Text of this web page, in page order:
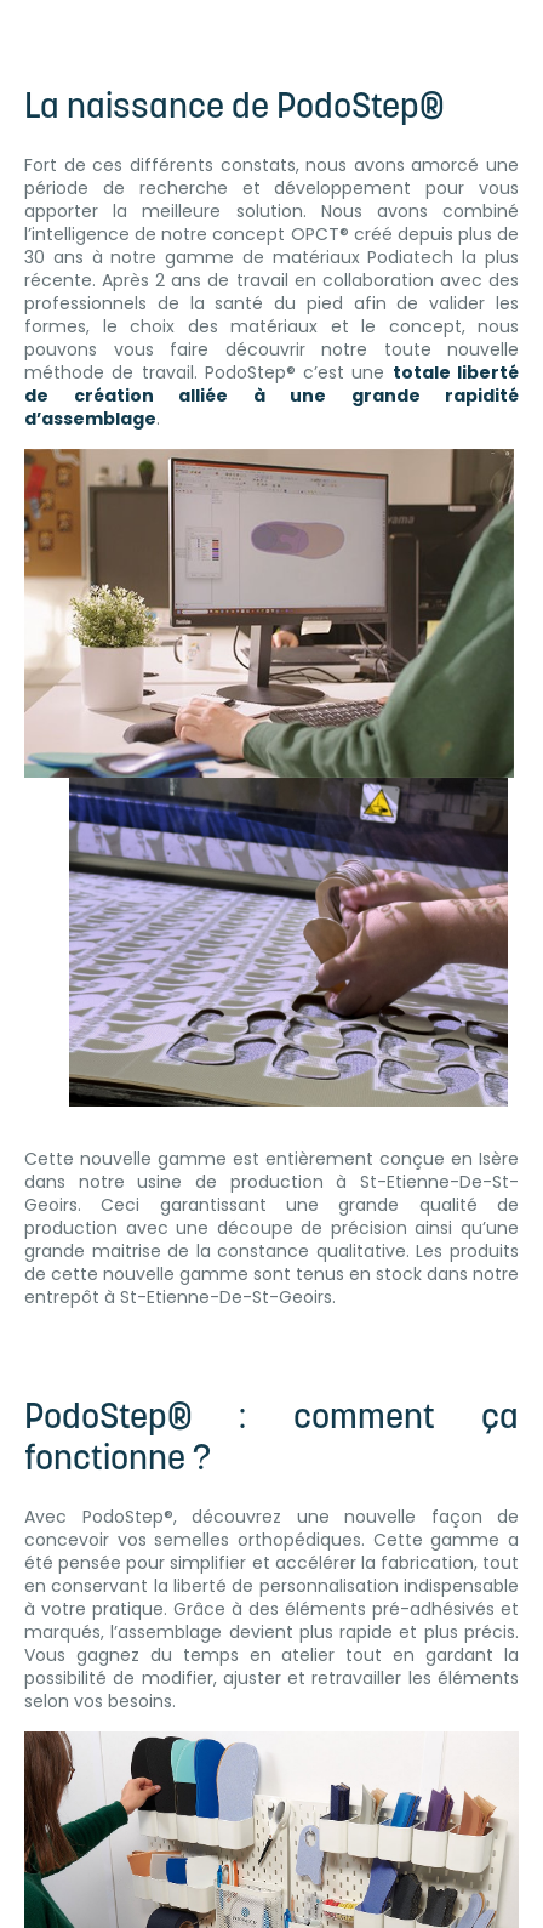
La naissance de PodoStep®
Fort de ces différents constats, nous avons amorcé une
période de recherche et développement pour vous
apporter la meilleure solution. Nous avons combiné
l’intelligence de notre concept OPCT® créé depuis plus de
30 ans à notre gamme de matériaux Podiatech la plus
récente. Après 2 ans de travail en collaboration avec des
professionnels de la santé du pied afin de valider les
formes, le choix des matériaux et le concept, nous
pouvons vous faire découvrir notre toute nouvelle
méthode de travail. PodoStep® c’est une totale liberté
de création alliée à une grande rapidité
d’assemblage.
Cette nouvelle gamme est entièrement conçue en Isère
dans notre usine de production à St-Etienne-De-St-
Geoirs. Ceci garantissant une grande qualité de
production avec une découpe de précision ainsi qu’une
grande maitrise de la constance qualitative. Les produits
de cette nouvelle gamme sont tenus en stock dans notre
entrepôt à St-Etienne-De-St-Geoirs.
PodoStep® : comment ça
fonctionne ?
Avec PodoStep®, découvrez une nouvelle façon de
concevoir vos semelles orthopédiques. Cette gamme a
été pensée pour simplifier et accélérer la fabrication, tout
en conservant la liberté de personnalisation indispensable
à votre pratique. Grâce à des éléments pré-adhésivés et
marqués, l’assemblage devient plus rapide et plus précis.
Vous gagnez du temps en atelier tout en gardant la
possibilité de modifier, ajuster et retravailler les éléments
selon vos besoins.